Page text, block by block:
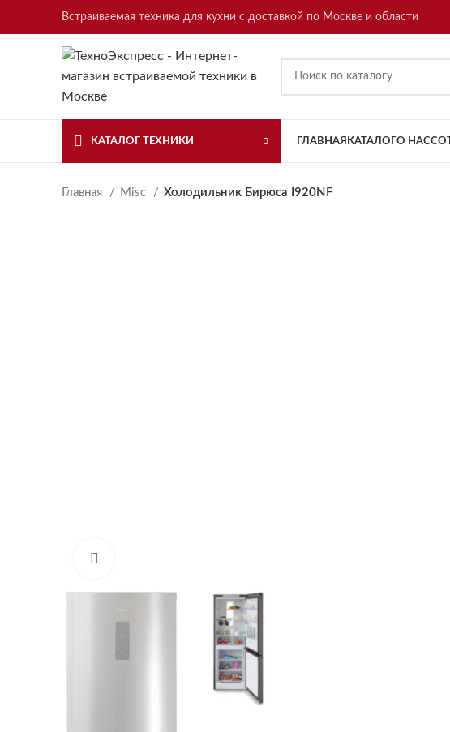
Встраиваемая техника для кухни с доставкой по Москве и области
КАТАЛОГ ТЕХНИКИ ГЛАВНАЯ КАТАЛОГО НАС
Главная Misc Холодильник Бирюса I920NF